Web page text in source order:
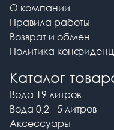
О компании
Правила работы
Возврат и обмен
Политика
Каталог
Вода 19 литров
Вода 0,2 - 5 литров
Аксессуары